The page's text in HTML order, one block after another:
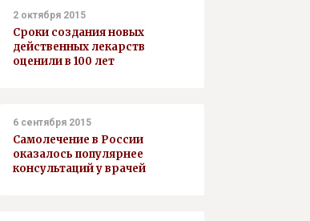
2 октября 2015
Сроки создания новых
действенных лекарств
оценили в 100 лет
6 сентября 2015
Самолечение в России
оказалось популярнее
консультаций у врачей